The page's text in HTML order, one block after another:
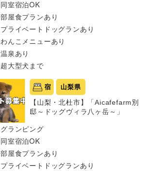
同室宿泊OK
部屋食プランあり
プライベートドッグランあり
わんこメニューあり
温泉あり
超大型犬まで
宿 山梨県
【山梨・北杜市】「Aicafefarm別
邸～ドッグヴィラ八ヶ岳～」
グランピング
同室宿泊OK
部屋食プランあり
プライベートドッグランあり